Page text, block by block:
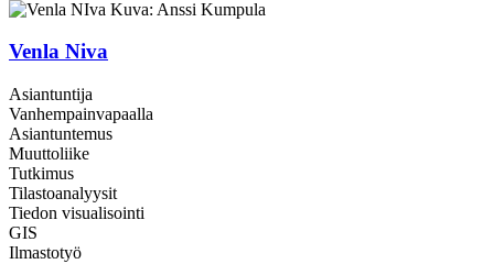
Venla Niva
Asiantuntija
Vanhempainvapaalla
Asiantuntemus
Muuttoliike
Tutkimus
Tilastoanalyysit
Tiedon visualisointi
GIS
Ilmastotyö